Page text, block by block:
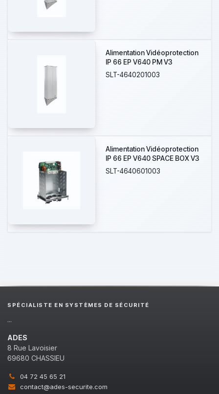
Alimentation Vidéoprotection
IP 66 EP V640 PM V3
SLT-4640201003
Alimentation Vidéoprotection
IP 66 EP V640 SPACE BOX V3
SLT-4640601003
SPÉCIALISTE EN SYSTÈMES DE SÉCURITÉ
...
ADES
8 Rue Lavoisier
69680 CHASSIEU
04 72 45 65 21
contact@ades-securite.com